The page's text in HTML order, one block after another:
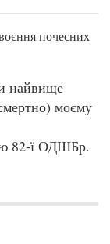
почесних
найвище
моєму
82-ї ОДШБр.